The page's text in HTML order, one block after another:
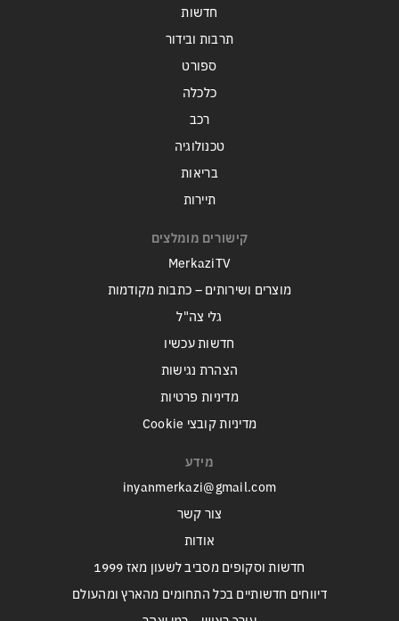
חדשות
תרבות ובידור
ספורט
כלכלה
רכב
טכנולוגיה
בריאות
תיירות
קישורים מומלצים
MerkaziTV
מוצרים ושירותים – כתבות מקודמות
גלי צה"ל
חדשות עכשיו
הצהרת נגישות
מדיניות פרטיות
מדיניות קובצי Cookie
מידע
inyanmerkazi@gmail.com
צור קשר
אודות
חדשות וסקופים מסביב לשעון מאז 1999
דיווחים חדשותיים בכל התחומים מהארץ ומהעולם